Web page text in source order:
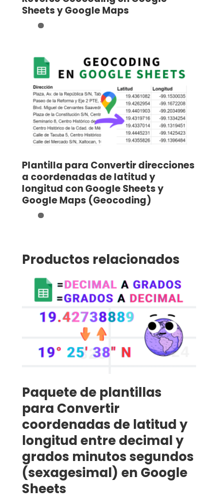
Sheets y Google Maps
Plantilla para Convertir direcciones
a coordenadas de latitud y
longitud con Google Sheets y
Google Maps (Geocoding)
Productos relacionados
Paquete de plantillas
para Convertir
coordenadas de latitud y
longitud entre decimal y
grados minutos segundos
(sexagesimal) en Google
Sheets